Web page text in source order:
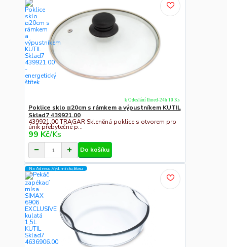
Poklice sklo ¤20cm s rámkem a výpustníkem KUTIL
Sklad7 439921.00
439921.00 TRAGAR Skleněná poklice s otvorem pro
únik přebytečné p...
99 Kč/Ks
k Odeslání Ihned-24h 10 Ks
Do košíku
Na Adresu,Výd.místo,Boxu